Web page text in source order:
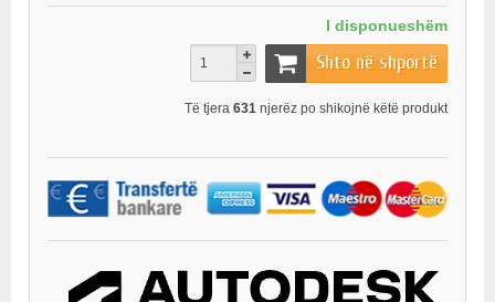
I disponueshëm
Shto në shportë
Të tjera 631 njerëz po shikojnë këtë produkt